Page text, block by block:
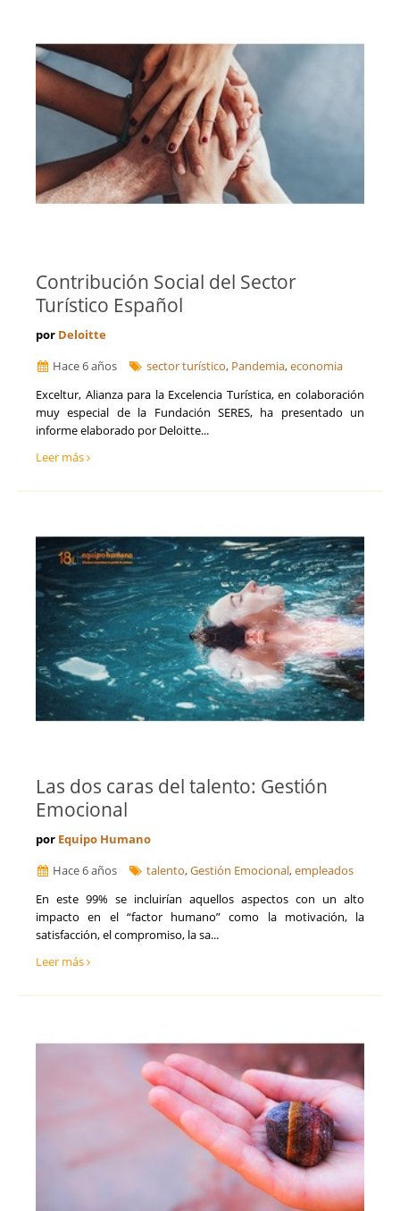
Contribución Social del Sector
Turístico Español
por Deloitte
Hace 6 años
sector turístico, Pandemia,economia
Exceltur, Alianza para la Excelencia Turística, en colaboración
muy especial de la Fundación SERES, ha presentado un
informe elaborado por Deloitte...
Leer más
Las dos caras del talento: Gestión
Emocional
por Equipo Humano
Hace 6 años
talento,Gestión Emocional,empleados
En este 99% se incluirían aquellos aspectos con un alto
impacto en el “factor humano” como la motivación, la
satisfacción, el compromiso, la sa...
Leer más